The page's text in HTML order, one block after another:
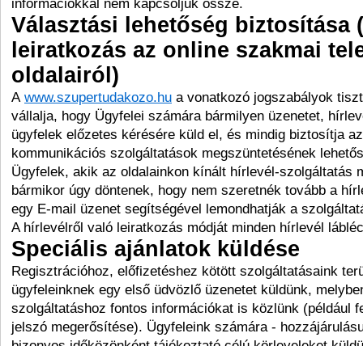
információkkal nem kapcsoljuk össze.
Választási lehetőség biztosítása
leiratkozás az online szakmai
oldalairól)
A www.szupertudakozo.hu a vonatkozó jogszabályok
vállalja, hogy Ügyfelei számára bármilyen üzenetet,
ügyfelek előzetes kérésére küld el, és mindig biztosítja
kommunikációs szolgáltatások megszüntetésének
Ügyfelek, akik az oldalainkon kínált hírlevél-szolgáltatás
bármikor úgy döntenek, hogy nem szeretnék tovább a
egy E-mail üzenet segítségével lemondhatják a
A hírlevélről való leiratkozás módját minden hírlevél
Speciális ajánlatok küldése
Regisztrációhoz, előfizetéshez kötött szolgáltatásaink
ügyfeleinknek egy első üdvözlő üzenetet küldünk,
szolgáltatáshoz fontos információkat is közlünk (például
jelszó megerősítése). Ügyfeleink számára -